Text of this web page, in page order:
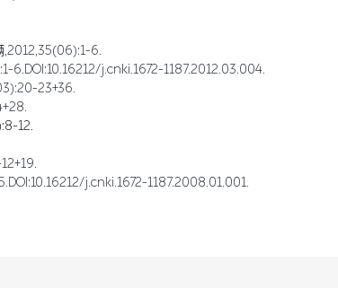
6.
j.cnki.1672-1187.2012.03.004.
23+36.
12.
j.cnki.1672-1187.2008.01.001.